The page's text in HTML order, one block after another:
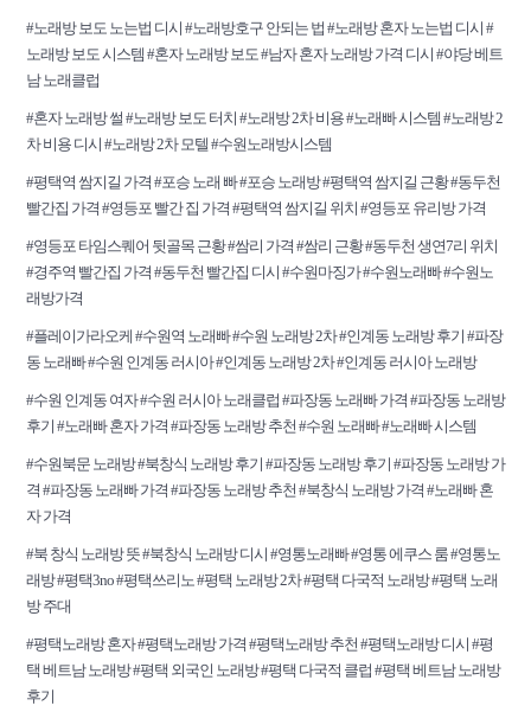
#노래방 보도 노는법 디시 #노래방호구 안되는 법 #노래방 혼자 노는법 디시 #
노래방 보도 시스템 #혼자 노래방 보도 #남자 혼자 노래방 가격 디시 #야당 베트
남 노래클럽
#혼자 노래방 썰 #노래방 보도 터치 #노래방 2차 비용 #노래빠 시스템 #노래방 2
차 비용 디시 #노래방 2차 모텔 #수원노래방시스템
#평택역 쌈지길 가격 #포승 노래 빠 #포승 노래방 #평택역 쌈지길 근황 #동두천
빨간집 가격 #영등포 빨간 집 가격 #평택역 쌈지길 위치 #영등포 유리방 가격
#영등포 타임스퀘어 뒷골목 근황 #쌈리 가격 #쌈리 근황 #동두천 생연7리 위치
#경주역 빨간집 가격 #동두천 빨간집 디시 #수원마징가 #수원노래빠 #수원노
래방가격
#플레이가라오케 #수원역 노래빠 #수원 노래방 2차 #인계동 노래방 후기 #파장
동 노래빠 #수원 인계동 러시아 #인계동 노래방 2차 #인계동 러시아 노래방
#수원 인계동 여자 #수원 러시아 노래클럽 #파장동 노래빠 가격 #파장동 노래방
후기 #노래빠 혼자 가격 #파장동 노래방 추천 #수원 노래빠 #노래빠 시스템
#수원북문 노래방 #북창식 노래방 후기 #파장동 노래방 후기 #파장동 노래방 가
격 #파장동 노래빠 가격 #파장동 노래방 추천 #북창식 노래방 가격 #노래빠 혼
자 가격
#북 창식 노래방 뜻 #북창식 노래방 디시 #영통노래빠 #영통 에쿠스 룸 #영통노
래방 #평택3no #평택쓰리노 #평택 노래방 2차 #평택 다국적 노래방 #평택 노래
방 주대
#평택노래방 혼자 #평택노래방 가격 #평택노래방 추천 #평택노래방 디시 #평
택 베트남 노래방 #평택 외국인 노래방 #평택 다국적 클럽 #평택 베트남 노래방
후기